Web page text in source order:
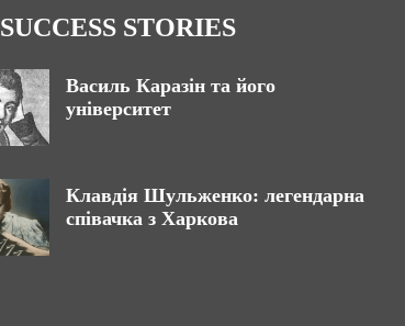
SUCCESS STORIES
Василь Каразін та його
університет
Клавдія Шульженко: легендарна
співачка з Харкова